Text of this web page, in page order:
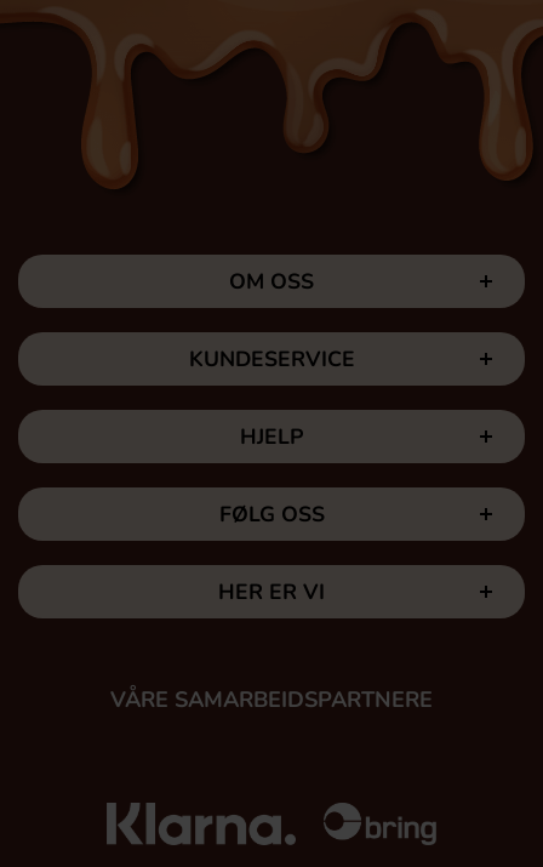
OM OSS
KUNDESERVICE
HJELP
FØLG OSS
HER ER VI
VÅRE SAMARBEIDSPARTNERE